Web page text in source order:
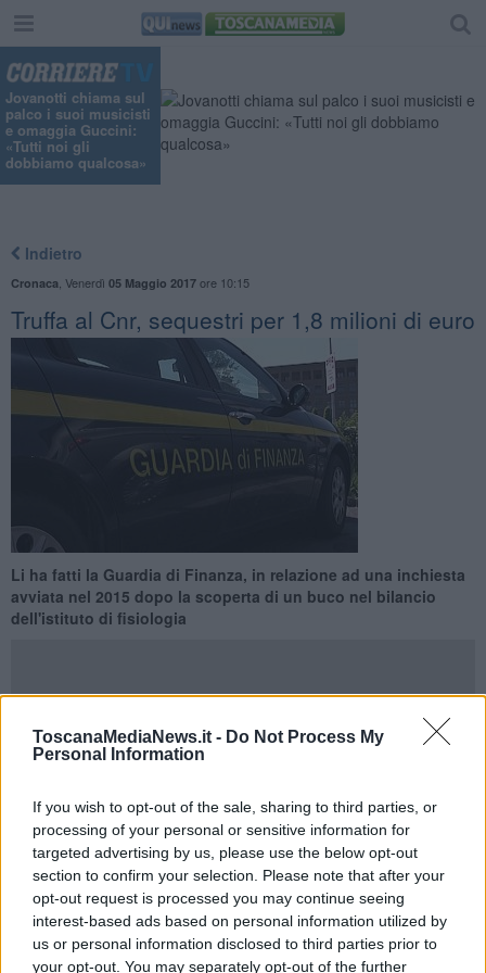
ToscanaMediaNews.it - Do Not Process My
Personal Information
If you wish to opt-out of the sale, sharing to third parties, or
processing of your personal or sensitive information for
targeted advertising by us, please use the below opt-out
section to confirm your selection. Please note that after your
opt-out request is processed you may continue seeing
interest-based ads based on personal information utilized by
us or personal information disclosed to third parties prior to
your opt-out. You may separately opt-out of the further
Jovanotti chiama sul
palco i suoi musicisti
e omaggia Guccini:
«Tutti noi gli
dobbiamo qualcosa»
Indietro
Cronaca Venerdì 05 Maggio 2017ore 10:15
Truffa al Cnr, sequestri per 1,8 milioni di euro
Li ha fatti la Guardia di Finanza, in relazione ad una inchiesta
avviata nel 2015 dopo la scoperta di un buco nel bilancio
dell'istituto di fisiologia
PISA —I militari del Comando Provinciale di Pisa, con il
Pisa, hanno dato esecuzione al Decreto di Sequestro Preventivo
“per equivalente” emesso dal locale Tribunale, nei confronti di
soggetti indagati a vario titolo per il reato di truffa aggravata
commesso a danno dell’Istituto di Fisiologia Clinica del CNR
di Pisa.
Complessivamente sono stati sottoposti a sequestro17 immobili,
di cui 13 abitazioni, 3 garage/autorimesse ed un
ufficio, disponibilità finanziarie presenti su conti correnti e